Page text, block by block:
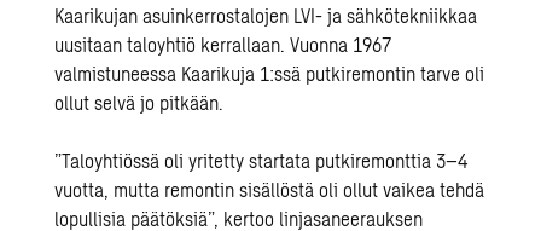
Kaarikujan asuinkerrostalojen LVI- ja sähkötekniikkaa
uusitaan taloyhtiö kerrallaan. Vuonna 1967
valmistuneessa Kaarikuja 1:ssä putkiremontin tarve oli
ollut selvä jo pitkään.
”Taloyhtiössä oli yritetty startata putkiremonttia 3–4
vuotta, mutta remontin sisällöstä oli ollut vaikea tehdä
lopullisia päätöksiä”, kertoo linjasaneerauksen